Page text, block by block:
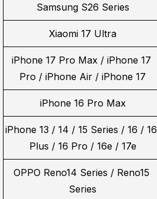
Samsung S26 Series
Xiaomi 17 Ultra
iPhone 17 Pro Max / iPhone 17
Pro / iPhone Air / iPhone 17
iPhone 16 Pro Max
iPhone 13 / 14 / 15 Series / 16 / 16
Plus / 16 Pro / 16e / 17e
OPPO Reno14 Series / Reno15
Series